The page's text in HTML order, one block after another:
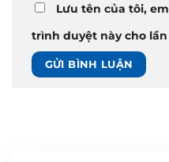
Lưu tên của tôi,
trình duyệt này cho